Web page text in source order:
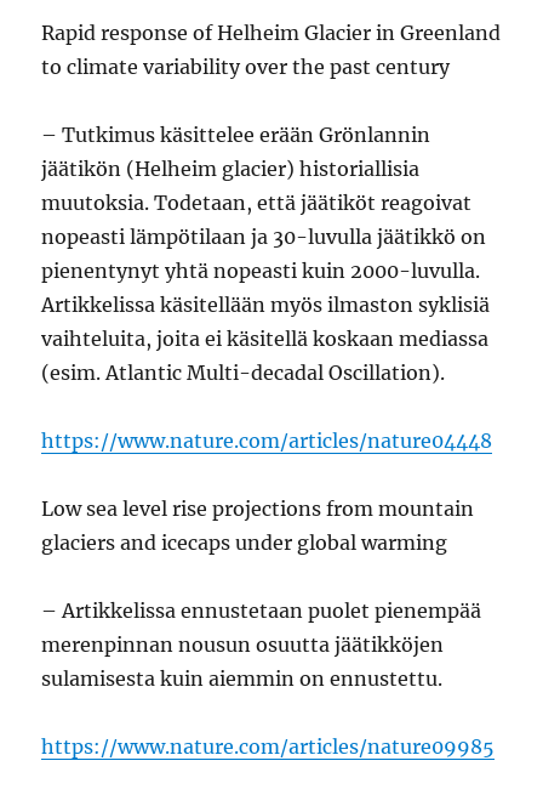
Rapid response of Helheim Glacier in Greenland
to climate variability over the past century
– Tutkimus käsittelee erään Grönlannin
jäätikön (Helheim glacier) historiallisia
muutoksia. Todetaan, että jäätiköt reagoivat
nopeasti lämpötilaan ja 30-luvulla jäätikkö on
pienentynyt yhtä nopeasti kuin 2000-luvulla.
Artikkelissa käsitellään myös ilmaston syklisiä
vaihteluita, joita ei käsitellä koskaan mediassa
(esim. Atlantic Multi-decadal Oscillation).
https://www.nature.com/articles/nature04448
Low sea level rise projections from mountain
glaciers and icecaps under global warming
– Artikkelissa ennustetaan puolet pienempää
merenpinnan nousun osuutta jäätikköjen
sulamisesta kuin aiemmin on ennustettu.
https://www.nature.com/articles/nature09985